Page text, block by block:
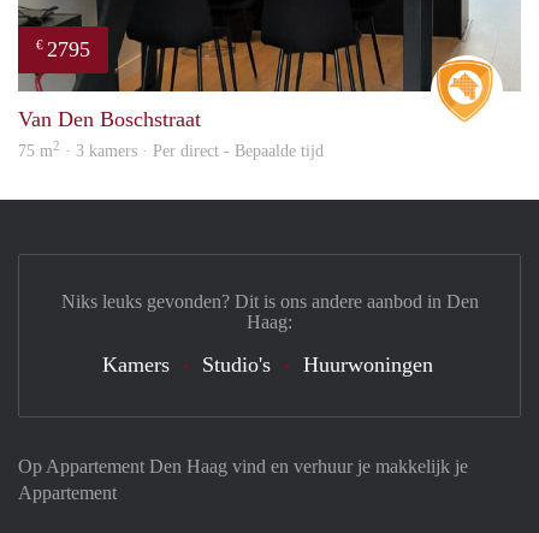
€ 2795
Van Den Boschstraat
75 m2 · 3 kamers · Per direct - Bepaalde tijd
Op Appartement Den Haag vind en verhuur je makkelijk je
Appartement
Niks leuks gevonden? Dit is ons andere aanbod in Den
Haag:
Kamers Studio's Huurwoningen